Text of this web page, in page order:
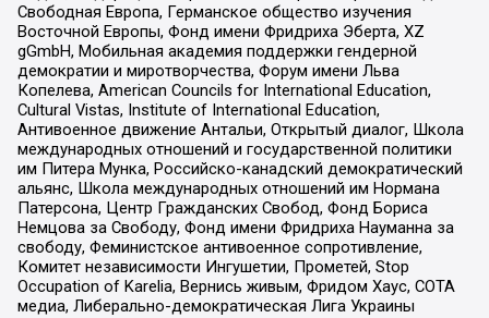
Свободная Европа, Германское общество изучения
Восточной Европы, Фонд имени Фридриха Эберта, XZ
gGmbH, Мобильная академия поддержки гендерной
демократии и миротворчества, Форум имени Льва
Копелева, American Councils for International Education,
Cultural Vistas, Institute of International Education,
Антивоенное движение Антальи, Открытый диалог, Школа
международных отношений и государственной политики
им Питера Мунка, Российско-канадский демократический
альянс, Школа международных отношений им Нормана
Патерсона, Центр Гражданских Свобод, Фонд Бориса
Немцова за Свободу, Фонд имени Фридриха Науманна за
свободу, Феминистское антивоенное сопротивление,
Комитет независимости Ингушетии, Прометей, Stop
Occupation of Karelia, Вернись живым, Фридом Хаус, СОТА
медиа, Либерально-демократическая Лига Украины